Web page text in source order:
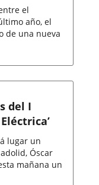
el
año, el
de una nueva
del I
lugar un
Óscar
mañana un